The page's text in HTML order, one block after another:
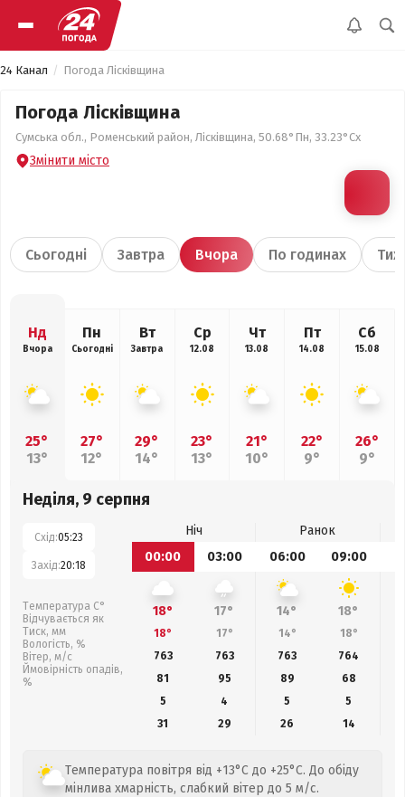
24 Канал Погода Лісківщина
Погода Лісківщина
Сумська обл., Роменський район, Лісківщина, 50.68°Пн, 33.23°Сх
Змінити місто
Сьогодні Завтра Вчора По годинах
Нд
Вчора
25°
13°
Пн
Сьогодні
27°
12°
Вт
Завтра
29°
14°
Ср
12.08
23°
13°
Чт
13.08
21°
10°
Пт
14.08
22°
9°
Сб
15.08
26°
9°
Неділя, 9 серпня
Схід:05:23
Захід:20:18
Температура С°
Відчувається як
Тиск, мм
Вологість, %
Вітер, м/с
Ймовірність опадів,
%
Ніч
Ранок
00:00
03:00 06:00 09:00
18° 17° 14° 18°
18° 17° 14° 18°
763
763 763 764
81
95 89 68
5
4 5
5
31
29 26 14
Температура повітря від +13°C до +25°C. До обіду
мінлива хмарність, слабкий вітер до 5 м/с.